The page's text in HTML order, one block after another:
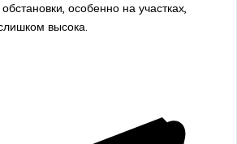
особенно на участках,
высока.